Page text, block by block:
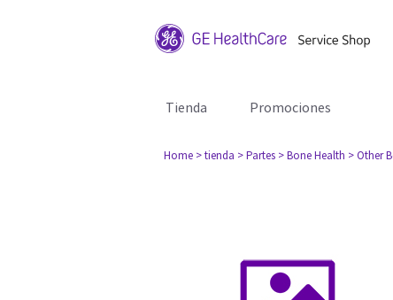
Tienda Promociones
Home > tienda > Partes > Bone Health > Other